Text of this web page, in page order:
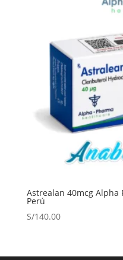
Astrealan 40mcg
Perú
S/140.00